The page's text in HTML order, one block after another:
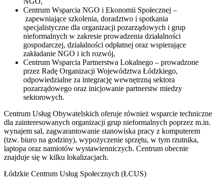
Centrum Wsparcia NGO i Ekonomii Społecznej –
zapewniające szkolenia, doradztwo i spotkania
specjalistyczne dla organizacji pozarządowych i grup
nieformalnych w zakresie prowadzenia działalności
gospodarczej, działalności odpłatnej oraz wspierające
zakładanie NGO i ich rozwój,
Centrum Wsparcia Partnerstwa Lokalnego – prowadzone
przez Radę Organizacji Województwa Łódzkiego,
odpowiedzialne za integrację wewnętrzną sektora
pozarządowego oraz inicjowanie partnerstw miedzy
sektorowych.
Centrum Usług Obywatelskich oferuje również wsparcie techniczne
dla zainteresowanych organizacji grup nieformalnych poprzez m.in.
wynajem sal, zagwarantowanie stanowiska pracy z komputerem
(tzw. biuro na godziny), wypożyczenie sprzętu, w tym rzutnika,
laptopa oraz namiotów wystawienniczych. Centrum obecnie
znajduje się w kilku lokalizacjach.
Łódzkie Centrum Usług Społecznych (ŁCUS)